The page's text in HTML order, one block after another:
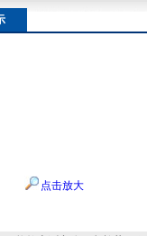
扭矩到加载频率的工况适配
扭矩到加载频率的工况适配
点击放大